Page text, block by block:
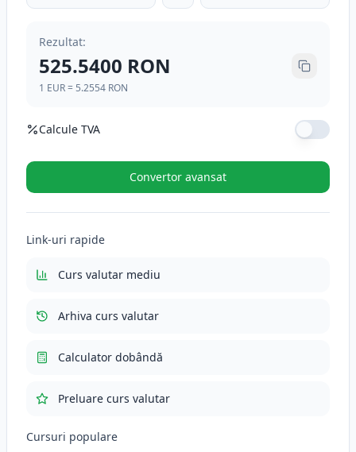
Rezultat:
525.5400 RON
1 EUR= 5.2554 RON
Calcule TVA
Cotă TVA (%)
TVA (21%)
Total cu TVA
Convertor avansat
Link-uri rapide
Curs valutar mediu
Arhiva curs valutar
Calculator dobândă
Preluare curs valutar
Cursuri populare